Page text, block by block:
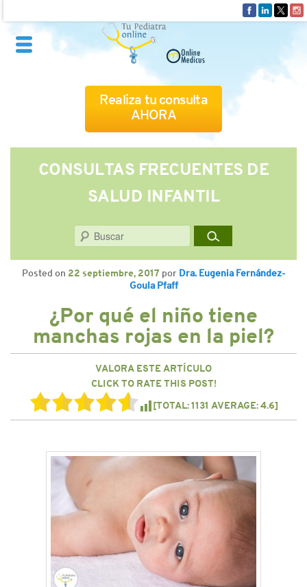
Realiza tu consulta
AHORA
QUIÉNES SOMOS
CÓMO FUNCIONA
CUADRO MÉDICO
CONSULTAS FRECUENTES
CONTACTO
CONSULTAS FRECUENTES DE
SALUD INFANTIL
Posted on 22 septiembre, 2017 por Dra. Eugenia Fernández-
Goula Pfaff
¿Por qué el niño tiene
manchas rojas en la piel?
VALORA ESTE ARTÍCULO
CLICK TO RATE THIS POST!
[TOTAL:1131 AVERAGE:4.6]